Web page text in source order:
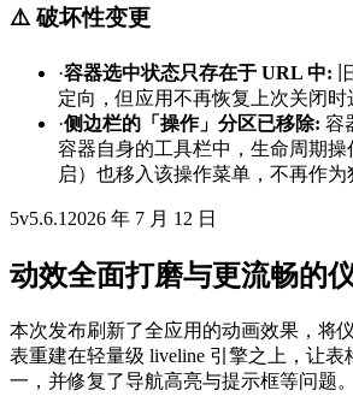
⚠️ 破坏性变更
·容器选中状态只存在于 URL 中:
定向，但应用不再恢复上次关闭时
·侧边栏的「操作」分区已移除: 容
容器自身的工具栏中，生命周期
启）也移入该操作菜单，不再作为
5v5.6.1 2026 年 7 月 12 日
动效全面打磨与更流畅的
本次发布刷新了全应用的动画效果，将
表重建在轻量级 liveline 引擎之上，让
一，并修复了导航高亮与提示框等问题。